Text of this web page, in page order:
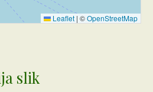
Leaflet | ©OpenStreetMap
slik